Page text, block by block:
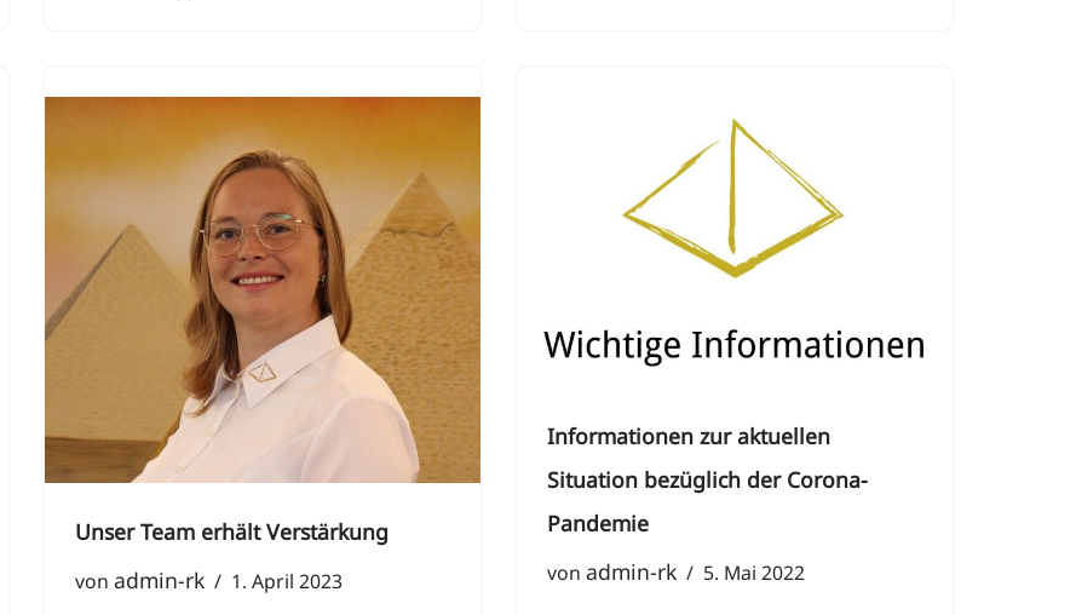
Unser Team erhält Verstärkung
von admin-rk 1. April 2023
Informationen zur aktuellen
Situation bezüglich der Corona-
Pandemie
von admin-rk 5. Mai 2022